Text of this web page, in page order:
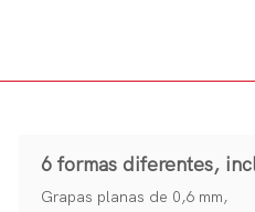
6 formas diferentes,
Grapas planas de 0,6 mm,